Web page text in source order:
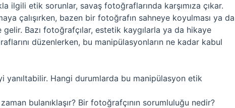
ilgili etik sorunlar, savaş fotoğraflarında karşımıza çıkar.
çalışırken, bazen bir fotoğrafın sahneye koyulması ya da
Bazı fotoğrafçılar, estetik kaygılarla ya da hikaye
düzenlerken, bu manipülasyonların ne kadar kabul
yanıltabilir. Hangi durumlarda bu manipülasyon etik
bulanıklaşır? Bir fotoğrafçının sorumluluğu nedir?